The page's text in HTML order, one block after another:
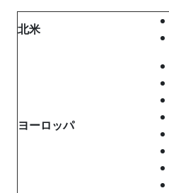
北米
ヨーロッパ